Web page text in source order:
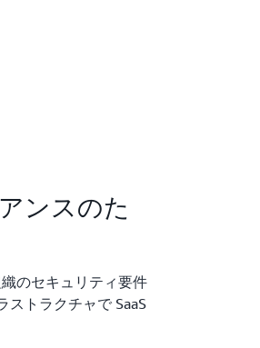
ンスのた
のセキュリティ要件
ストラクチャで SaaS